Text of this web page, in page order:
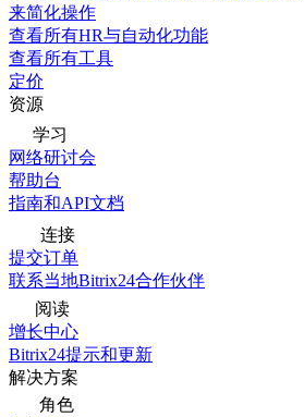
来简化操作
查看所有HR与自动化功能
查看所有工具
定价
资源
学习
网络研讨会
帮助台
指南和API文档
连接
提交订单
联系当地Bitrix24合作伙伴
阅读
增长中心
Bitrix24提示和更新
解决方案
角色